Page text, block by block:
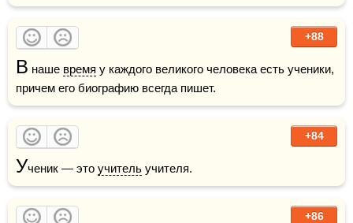
+88
В наше время у каждого великого человека есть ученики,
причем его биографию всегда пишет.
+84
Ученик — это учитель учителя.
+86